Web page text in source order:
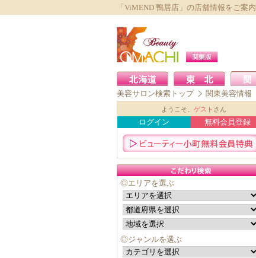
「ViMEND 鴨居店」の店舗情報をご案内
美容サロン検索トップ 関東美容情報
ようこそ、 ゲスト さん
ログイン 無料会員登録
◎エリアを選ぶ
◎ジャンルを選ぶ